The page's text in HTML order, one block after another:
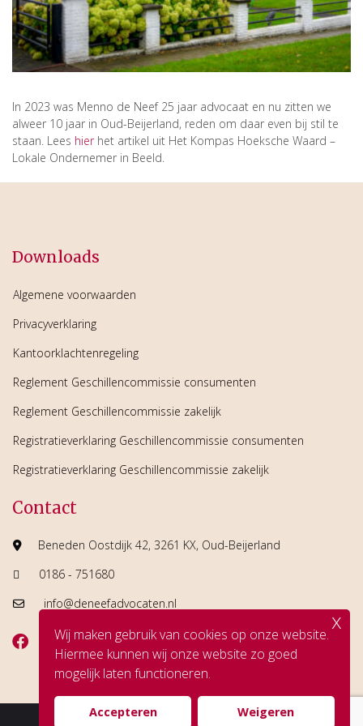
In 2023 was Menno de Neef 25 jaar advocaat en nu zitten we
alweer 10 jaar in Oud-Beijerland, reden om daar even bij stil te
staan. Lees hier het artikel uit Het Kompas Hoeksche Waard –
Lokale Ondernemer in Beeld.
Downloads
Algemene voorwaarden
Privacyverklaring
Kantoorklachtenregeling
Reglement Geschillencommissie consumenten
Reglement Geschillencommissie zakelijk
Registratieverklaring Geschillencommissie consumenten
Registratieverklaring Geschillencommissie zakelijk
Contact
Beneden Oostdijk 42, 3261 KX, Oud-Beijerland
0186 - 751680
info@deneefadvocaten.nl
Wij maken gebruik van cookies op onze website.
Hiermee kunnen wij onze website zo goed
mogelijk laten functioneren.
Accepteren Weigeren
x